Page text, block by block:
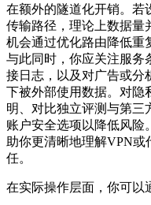
在额外的隧道化开销。若
传输路径，理论上数据量
机会通过优化路由降低重
与此同时，你应关注服务
接日志，以及对广告或分
下被外部使用数据。对隐
明、对比独立评测与第三
账户安全选项以降低风险
助你更清晰地理解VPN
任。
在实际操作层面，你可以